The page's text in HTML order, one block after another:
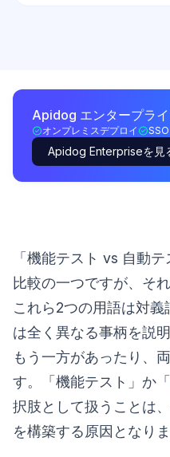
Apidog エンタープラ
オンプレミスデプロイ
Apidog Enterpriseを見
「機能テスト vs 自動
比較の一つですが、そ
これら2つの用語は対
は全く異なる事柄を説
もう一方があったり、
す。「機能テスト」か
択肢として扱うことは
を構築する原因となりま